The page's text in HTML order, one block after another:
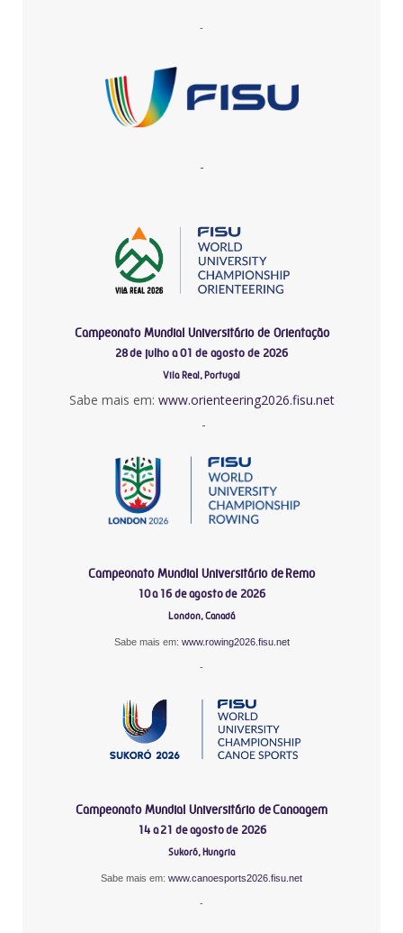
-
-
Campeonato Mundial Universitário de Orientação
28 de julho a 01 de agosto de 2026
Vila Real, Portugal
Sabe mais em: www.orienteering2026.fisu.net
-
Campeonato Mundial Universitário de Remo
10 a 16 de agosto de 2026
London, Canadá
Sabe mais em: www.rowing2026.fisu.net
-
Campeonato Mundial Universitário de Canoagem
14 a 21 de agosto de 2026
Sukoró, Hungria
Sabe mais em: www.canoesports2026.fisu.net
-